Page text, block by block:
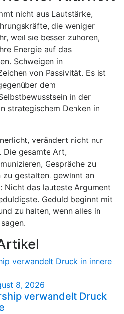
nicht aus Lautstärke,
die weniger
weil sie besser zuhören,
Energie auf das
Schweigen in
von Passivität. Es ist
dem
in der
strategischem Denken in
verändert nicht nur
Die gesamte Art,
Gespräche zu
zu gestalten, gewinnt an
Nicht das lauteste Argument
Geduld beginnt mit
zu halten, wenn alles in
8, 2026
verwandelt Druck